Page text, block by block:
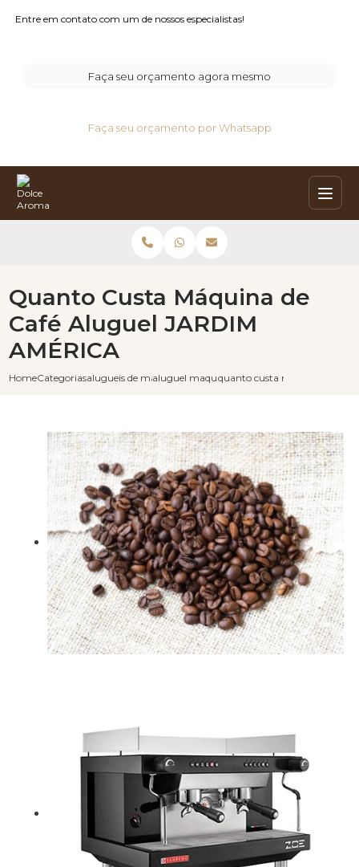
Entre em contato com um de nossos especialistas!
Faça seu orçamento agora mesmo
Faça seu orçamento por Whatsapp
HomeCategoriasalugueis de maquinas de cafealuguel maquina de cafe expresso
quanto custa maquina de
Quanto Custa Máquina de
Café Aluguel JARDIM
AMÉRICA